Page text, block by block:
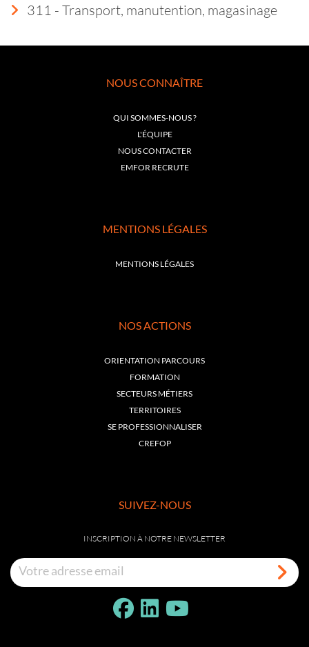
311 - Transport, manutention, magasinage
NOUS CONNAÎTRE
QUI SOMMES-NOUS ?
L'ÉQUIPE
NOUS CONTACTER
EMFOR RECRUTE
MENTIONS LÉGALES
MENTIONS LÉGALES
NOS ACTIONS
ORIENTATION PARCOURS
FORMATION
SECTEURS MÉTIERS
TERRITOIRES
SE PROFESSIONNALISER
CREFOP
SUIVEZ-NOUS
INSCRIPTION À NOTRE NEWSLETTER